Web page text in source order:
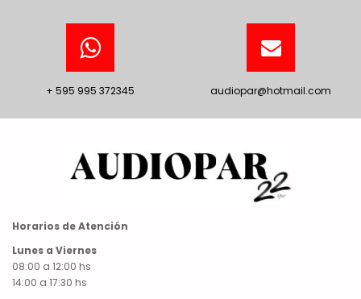
+ 595 995 372345 audiopar@hotmail.com
Horarios de Atención
Lunes a Viernes
08:00 a 12:00 hs
14:00 a 17:30 hs